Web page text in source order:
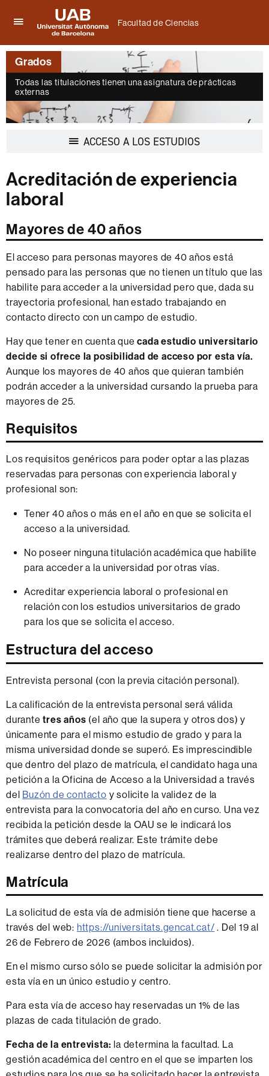
aquí
para
desplegar
el
menú
de
Facultad
de
Universitat
Autònoma
de
Barcelona
Facultad de Ciencias
Grados
Todas las titulaciones tienen una asignatura de prácticas
externas
ACCESO A LOS ESTUDIOS
Acreditación de experiencia
laboral
Mayores de 40 años
El acceso para personas mayores de 40 años está
pensado para las personas que no tienen un título que las
habilite para acceder a la universidad pero que, dada su
trayectoria profesional, han estado trabajando en
contacto directo con un campo de estudio.
Hay que tener en cuenta quecada estudio universitario
decide si ofrece la posibilidad de acceso por esta vía.
Aunque los mayores de 40 años que quieran también
podrán acceder a la universidad cursando la prueba para
mayores de 25.
Requisitos
Los requisitos genéricos para poder optar a las plazas
reservadas para personas con experiencia laboral y
profesional son:
Tener 40 años o más en el año en que se solicita el
acceso a la universidad.
No poseer ninguna titulación académica que habilite
para acceder a la universidad por otras vías.
Acreditar experiencia laboral o profesional en
relación con los estudios universitarios de grado
para los que se solicita el acceso.
Estructura del acceso
Entrevista personal (con la previa citación personal).
La calificación de la entrevista personal será válida
durantetres años (el año que la supera y otros dos) y
únicamente para el mismo estudio de grado y para la
misma universidad donde se superó. Es imprescindible
que dentro del plazo de matrícula, el candidato haga una
petición a la Oficina de Acceso a la Universidad a través
del Buzón de contacto y solicite la validez de la
entrevista para la convocatoria del año en curso. Una vez
recibida la petición desde la OAU se le indicará los
trámites que deberá realizar. Este trámite debe
realizarse dentro del plazo de matrícula.
Matrícula
La solicitud de esta vía de admisión tiene que hacerse a
través del web: https://universitats.gencat.cat/ . Del 19 al
26 de Febrero de 2026 (ambos incluidos).
En el mismo curso sólo se puede solicitar la admisión por
esta vía en un único estudio y centro.
Para esta vía de acceso hay reservadas un 1% de las
plazas de cada titulación de grado.
Fecha de la entrevista: la determina la facultad. La
gestión académica del centro en el que se imparten los